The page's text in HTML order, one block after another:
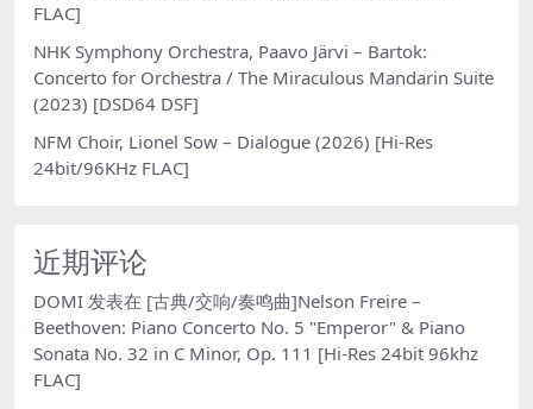
FLAC]
NHK Symphony Orchestra, Paavo Järvi – Bartok:
Concerto for Orchestra / The Miraculous Mandarin Suite
(2023) [DSD64 DSF]
NFM Choir, Lionel Sow – Dialogue (2026) [Hi-Res
24bit/96KHz FLAC]
近期评论
DOMI 发表在 [古典/交响/奏鸣曲]Nelson Freire –
Beethoven: Piano Concerto No. 5 "Emperor" & Piano
Sonata No. 32 in C Minor, Op. 111 [Hi-Res 24bit 96khz
FLAC]